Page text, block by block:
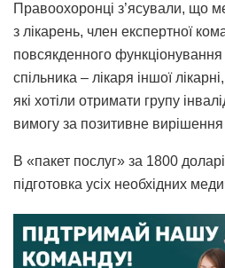
Правоохоронці з’ясували, що
з лікарень, член експертної
повсякденного
спільника – лікаря іншої
які хотіли отримати групу
вимогу за позитивне
В «пакет послуг» за 1800
підготовка усіх необхідних